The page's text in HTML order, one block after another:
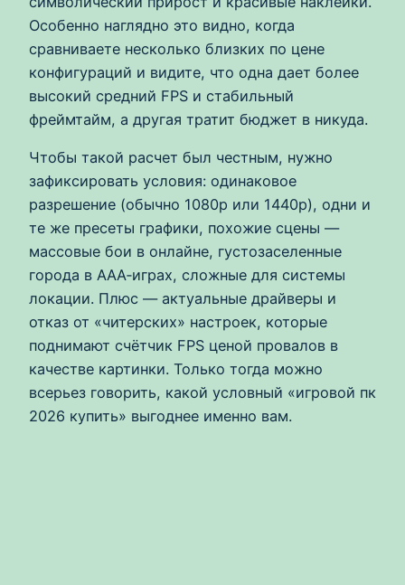
Особенно наглядно это видно, когда
сравниваете несколько близких по цене
конфигураций и видите, что одна дает более
высокий средний FPS и стабильный
фреймтайм, а другая тратит бюджет в никуда.
Чтобы такой расчет был честным, нужно
зафиксировать условия: одинаковое
разрешение (обычно 1080p или 1440p), одни и
те же пресеты графики, похожие сцены —
массовые бои в онлайне, густозаселенные
города в ААА‑играх, сложные для системы
локации. Плюс — актуальные драйверы и
отказ от «читерских» настроек, которые
поднимают счётчик FPS ценой провалов в
качестве картинки. Только тогда можно
всерьез говорить, какой условный «игровой пк
2026 купить» выгоднее именно вам.